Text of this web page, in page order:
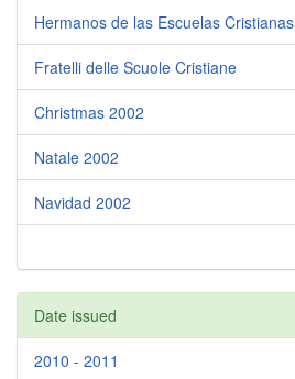
Hermanos de las Escuelas Cristianas
Fratelli delle Scuole Cristiane
Christmas 2002
Natale 2002
Navidad 2002
Date issued
2010 - 2011